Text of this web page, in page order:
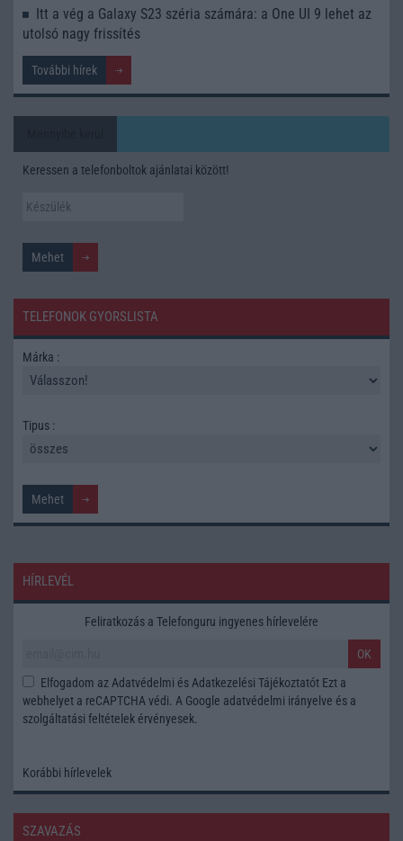
Itt a vég a Galaxy S23 széria számára: a One UI 9 lehet az
utolsó nagy frissítés
További hírek
Keressen a telefonboltok ajánlatai között!
TELEFONOK GYORSLISTA
Márka :
Tipus :
HÍRLEVÉL
Feliratkozás a Telefonguru ingyenes hírlevelére
OK
Elfogadom azAdatvédelmi és Adatkezelési Tájékoztatót Ezt a
webhelyet a reCAPTCHA védi. A Google adatvédelmi irányelve és a
szolgáltatási feltételek érvényesek.
Korábbi hírlevelek
SZAVAZÁS